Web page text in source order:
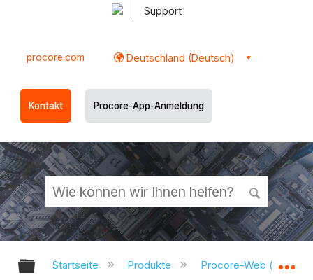
Support
procore.com Deutschland (Deutsch)
Kontakt Procore-App-Anmeldung
Globale Hierarchie auf- und
Startseite Produkte Procore-Web